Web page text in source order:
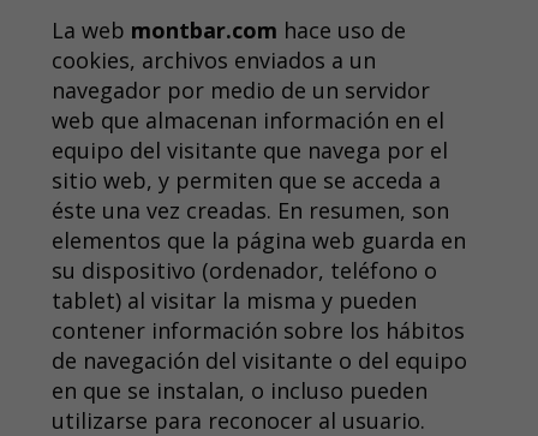
La web montbar.com hace uso de
cookies, archivos enviados a un
navegador por medio de un servidor
web que almacenan información en el
equipo del visitante que navega por el
sitio web, y permiten que se acceda a
éste una vez creadas. En resumen, son
elementos que la página web guarda en
su dispositivo (ordenador, teléfono o
tablet) al visitar la misma y pueden
contener información sobre los hábitos
de navegación del visitante o del equipo
en que se instalan, o incluso pueden
utilizarse para reconocer al usuario.